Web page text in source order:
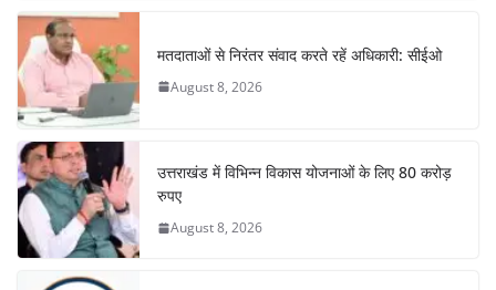
b
o
o
k
A
p
p
m n
मतदाताओं से निरंतर संवाद करते रहें अधिकारी: सीईओ
August 8, 2026
उत्तराखंड में विभिन्न विकास योजनाओं के लिए 80 करोड़
रुपए
August 8, 2026